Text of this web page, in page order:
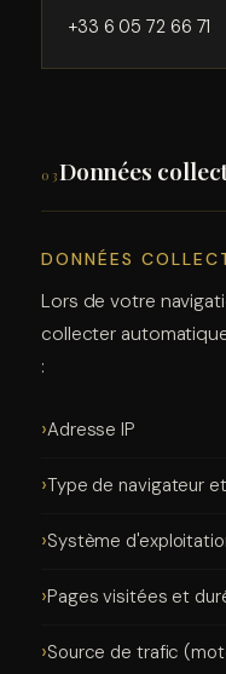
+33 6 05 72 66 71
03Données
DONNÉES
Lors de votre
collecter
:
Adresse IP
Type de navigateur
Système
Pages visitées et
Source de trafic